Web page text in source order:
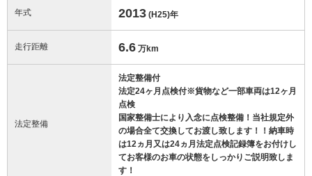
年式 2013 (H25)年
走行距離 6.6 万km
法定整備
法定整備付
法定24ヶ月点検付※貨物など一部車両は12ヶ月
点検
国家整備士により入念に点検整備！当社規定外
の場合全て交換してお渡し致します！！納車時
は12ヵ月又は24ヵ月法定点検記録簿をお付けし
てお客様のお車の状態をしっかりご説明致しま
す！